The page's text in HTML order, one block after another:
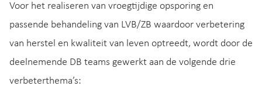
Voor het realiseren van vroegtijdige opsporing en
passende behandeling van LVB/ZB waardoor verbetering
van herstel en kwaliteit van leven optreedt, wordt door de
deelnemende DB teams gewerkt aan de volgende drie
verbeterthema’s: